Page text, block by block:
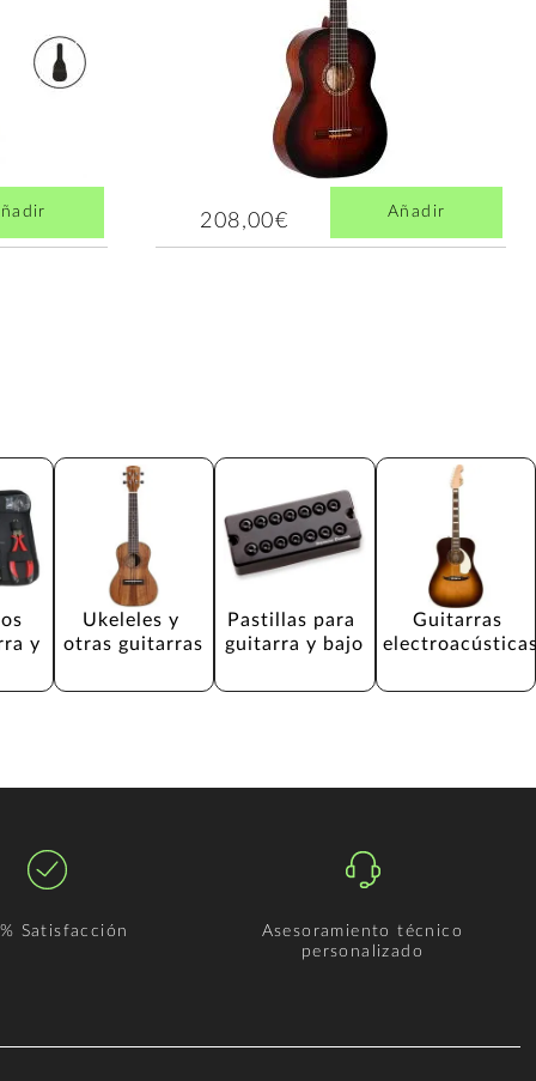
208,00€ Añadir
y
Ukeleles y
otras guitarras
Pastillas para
guitarra y bajo
Guitarras
Satisfacción
Asesoramiento técnico
personalizado